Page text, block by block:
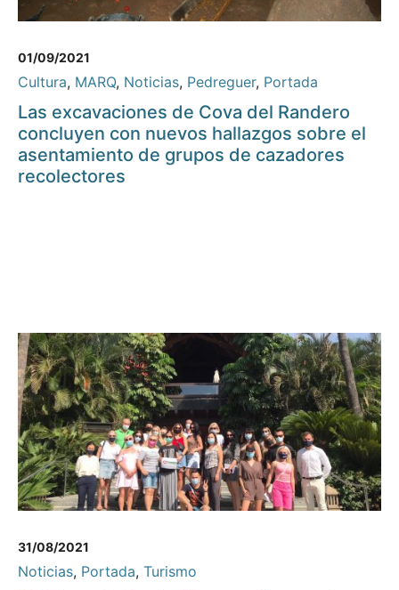
01/09/2021
Cultura, MARQ, Noticias, Pedreguer, Portada
Las excavaciones de Cova del Randero
concluyen con nuevos hallazgos sobre el
asentamiento de grupos de cazadores
recolectores
31/08/2021
Noticias, Portada, Turismo